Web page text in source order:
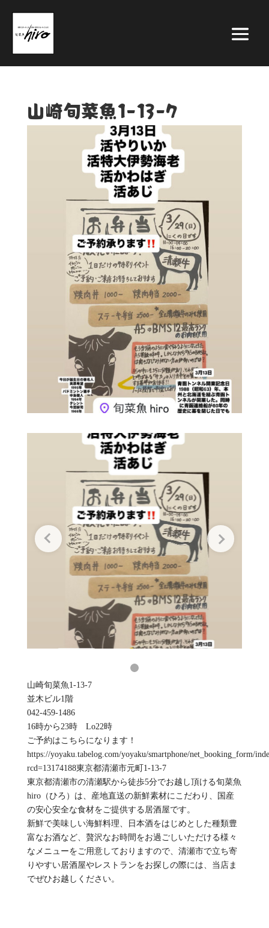
山崎旬菜魚1-13-7
山崎旬菜魚1-13-7
並木ビル1階
042-459-1486
16時から23時 Lo22時
ご予約はこちらになります！
https://yoyaku.tabelog.com/yoyaku/smartphone/net_booking_form/
rcd=13174188東京都清瀬市元町1-13-7
東京都清瀬市の清瀬駅から徒歩5分でお越し頂ける旬菜魚
hiro（ひろ）は、産地直送の新鮮素材にこだわり、国産
の安心安全な食材をご提供する居酒屋です。
新鮮で美味しい海鮮料理、日本酒をはじめとした種類豊
富なお酒など、贅沢なお時間をお過ごしいただける様々
なメニューをご用意しておりますので、清瀬市で立ち寄
りやすい居酒屋やレストランをお探しの際には、当店ま
でぜひお越しください。